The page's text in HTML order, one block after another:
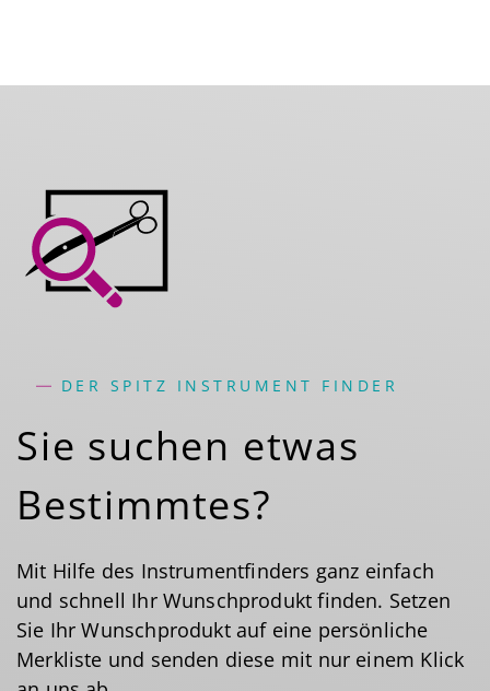
DER SPITZ INSTRUMENT FINDER
Sie suchen etwas
Bestimmtes?
Mit Hilfe des Instrumentfinders ganz einfach
und schnell Ihr Wunschprodukt finden. Setzen
Sie Ihr Wunschprodukt auf eine persönliche
Merkliste und senden diese mit nur einem Klick